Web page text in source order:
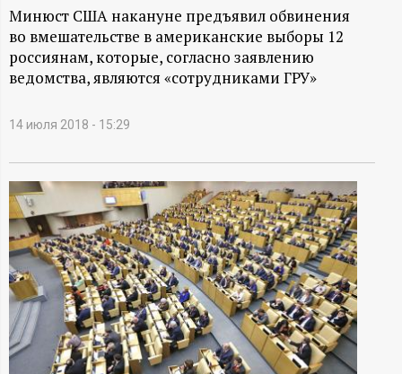
Н
-
и
н
ф
о
р
м
Минюст США накануне предъявил обвинения
во вмешательстве в американские выборы 12
россиянам, которые, согласно заявлению
ведомства, являются «сотрудниками ГРУ»
14 июля 2018 - 15:29